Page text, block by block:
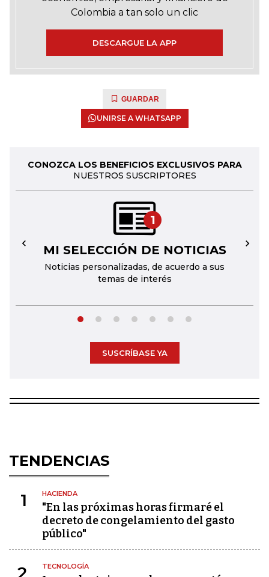
Colombia a tan solo un clic
DESCARGUE LA APP
GUARDAR
UNIRSE A WHATSAPP
CONOZCA LOS BENEFICIOS EXCLUSIVOS PARA
NUESTROS SUSCRIPTORES
1
MI SELECCIÓN DE NOTICIAS
Noticias personalizadas, de acuerdo a sus
temas de interés
← →
SUSCRÍBASE YA
TENDENCIAS
1 HACIENDA
"En las próximas horas firmaré el
decreto de congelamiento del gasto
público"
2 TECNOLOGÍA